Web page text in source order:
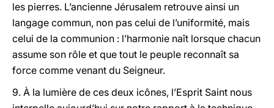
les pierres. L’ancienne Jérusalem retrouve ainsi un
langage commun, non pas celui de l’uniformité, mais
celui de la communion : l’harmonie naît lorsque chacun
assume son rôle et que tout le peuple reconnaît sa
force comme venant du Seigneur.
9. À la lumière de ces deux icônes, l’Esprit Saint nous